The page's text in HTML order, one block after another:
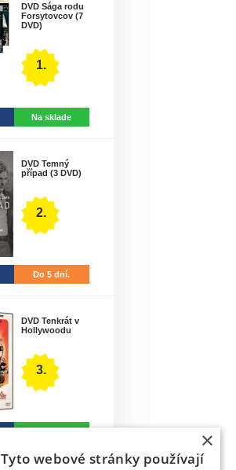
DVD Sága rodu
Forsytovcov (7
DVD)
1.
Na sklade
DVD Temný
případ (3 DVD)
2.
Do 5 dní.
DVD Tenkrát v
Hollywoodu
3.
×
Tyto webové stránky používají